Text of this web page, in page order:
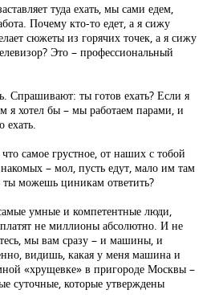
туда ехать, мы сами едем,
Почему кто-то едет, а я сижу
сюжеты из горячих точек, а я сижу
Это – профессиональный
Спрашивают: ты готов ехать? Если я
я хотел бы – мы работаем парами, и
ехать.
самое грустное, от наших с тобой
– мол, пусть едут, мало им там
ты можешь циникам ответить?
умные и компетентные люди,
не миллионы абсолютно. И не
мы вам сразу – и машины, и
видишь, какая у меня машина и
«хрущевке» в пригороде Москвы –
суточные, которые утверждены